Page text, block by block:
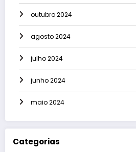
outubro 2024
agosto 2024
julho 2024
junho 2024
maio 2024
Categorias